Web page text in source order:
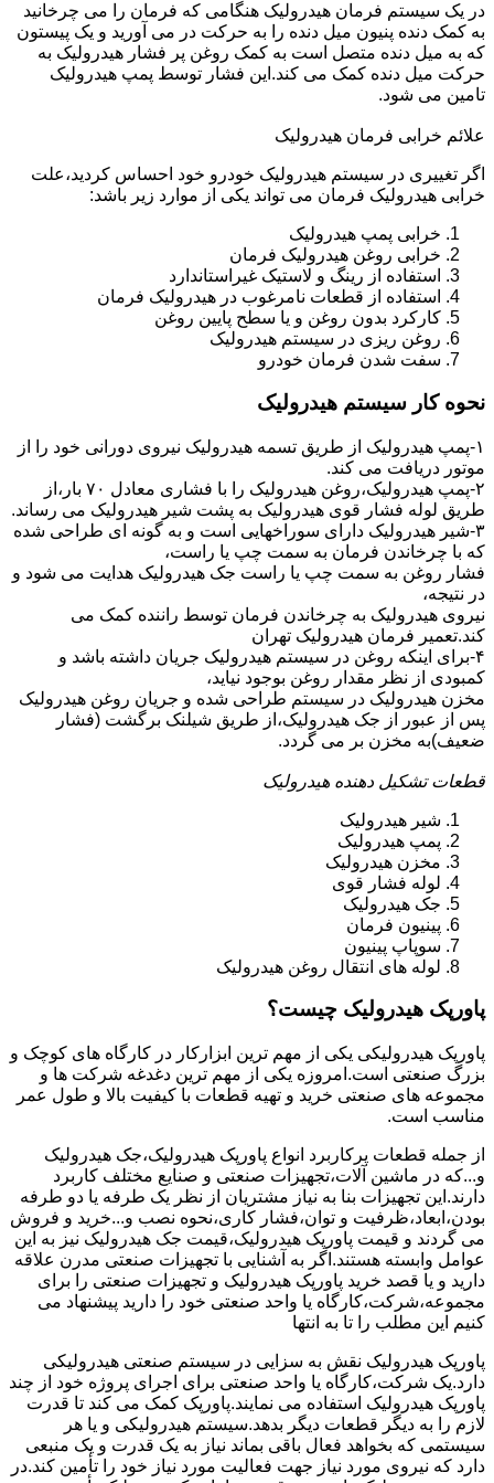
در یک سیستم فرمان هیدرولیک هنگامی که فرمان را می چرخانید
به کمک دنده پنیون میل دنده را به حرکت در می آورید و یک پیستون
که به میل دنده متصل است به کمک روغن پر فشار هیدرولیک به
حرکت میل دنده کمک می کند.این فشار توسط پمپ هیدرولیک
تامین می شود.
علائم خرابی فرمان هیدرولیک
اگر تغییری در سیستم هیدرولیک خودرو خود احساس کردید،علت
خرابی هیدرولیک فرمان می تواند یکی از موارد زیر باشد:
خرابی پمپ هیدرولیک
خرابی روغن هیدرولیک فرمان
استفاده از رینگ و لاستیک غیراستاندارد
استفاده از قطعات نامرغوب در هیدرولیک فرمان
کارکرد بدون روغن و یا سطح پایین روغن
روغن ریزی در سیستم هیدرولیک
سفت شدن فرمان خودرو
نحوه کار سیستم هیدرولیک
۱-پمپ هیدرولیک از طریق تسمه هیدرولیک نیروی دورانی خود را از
موتور دریافت می کند.
۲-پمپ هیدرولیک،روغن هیدرولیک را با فشاری معادل ۷۰ بار،از
طریق لوله فشار قوی هیدرولیک به پشت شیر هیدرولیک می رساند.
۳-شیر هیدرولیک دارای سوراخهایی است و به گونه ای طراحی شده
که با چرخاندن فرمان به سمت چپ یا راست،
فشار روغن به سمت چپ یا راست جک هیدرولیک هدایت می شود و
در نتیجه،
نیروی هیدرولیک به چرخاندن فرمان توسط راننده کمک می
کند.تعمیر فرمان هیدرولیک تهران
۴-برای اینکه روغن در سیستم هیدرولیک جریان داشته باشد و
کمبودی از نظر مقدار روغن بوجود نیاید،
مخزن هیدرولیک در سیستم طراحی شده و جریان روغن هیدرولیک
پس از عبور از جک هیدرولیک،از طریق شیلنک برگشت (فشار
ضعیف)به مخزن بر می گردد.
قطعات تشکیل دهنده هیدرولیک
شیر هیدرولیک
پمپ هیدرولیک
مخزن هیدرولیک
لوله فشار قوی
جک هیدرولیک
پینیون فرمان
سوپاپ پینیون
لوله های انتقال روغن هیدرولیک
پاورپک هیدرولیک چیست؟
پاورپک هیدرولیکی یکی از مهم ترین ابزارکار در کارگاه های کوچک و
بزرگ صنعتی است.امروزه یکی از مهم ترین دغدغه شرکت ها و
مجموعه های صنعتی خرید و تهیه قطعات با کیفیت بالا و طول عمر
مناسب است.
از جمله قطعات پرکاربرد انواع پاورپک هیدرولیک،جک هیدرولیک
و...که در ماشین آلات،تجهیزات صنعتی و صنایع مختلف کاربرد
دارند.این تجهیزات بنا به نیاز مشتریان از نظر یک طرفه یا دو طرفه
بودن،ابعاد،ظرفیت و توان،فشار کاری،نحوه نصب و...خرید و فروش
می گردند و قیمت پاورپک هیدرولیک،قیمت جک هیدرولیک نیز به این
عوامل وابسته هستند.اگر به آشنایی با تجهیزات صنعتی مدرن علاقه
دارید و یا قصد خرید پاورپک هیدرولیک و تجهیزات صنعتی را برای
مجموعه،شرکت،کارگاه یا واحد صنعتی خود را دارید پیشنهاد می
کنیم این مطلب را تا به انتها
پاورپک هیدرولیک نقش به سزایی در سیستم صنعتی هیدرولیکی
دارد.یک شرکت،کارگاه یا واحد صنعتی برای اجرای پروژه خود از چند
پاورپک هیدرولیک استفاده می نمایند.پاورپک کمک می کند تا قدرت
لازم را به دیگر قطعات دیگر بدهد.سیستم هیدرولیکی و یا هر
سیستمی که بخواهد فعال باقی بماند نیاز به یک قدرت و یک منبعی
دارد که نیروی مورد نیاز جهت فعالیت مورد نیاز خود را تأمین کند.در